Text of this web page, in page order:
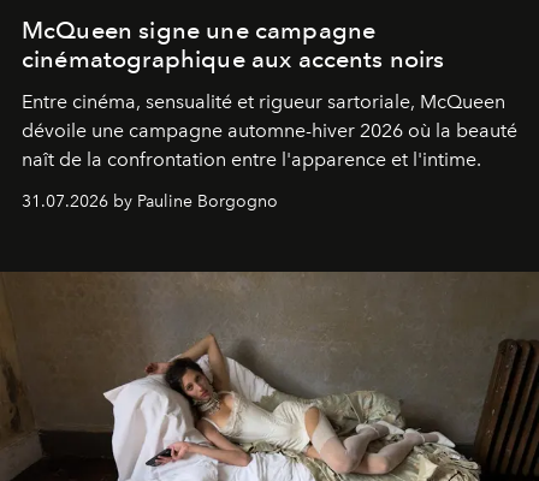
McQueen signe une campagne
cinématographique aux accents noirs
Entre cinéma, sensualité et rigueur sartoriale, McQueen
dévoile une campagne automne-hiver 2026 où la beauté
naît de la confrontation entre l'apparence et l'intime.
31.07.2026 by Pauline Borgogno